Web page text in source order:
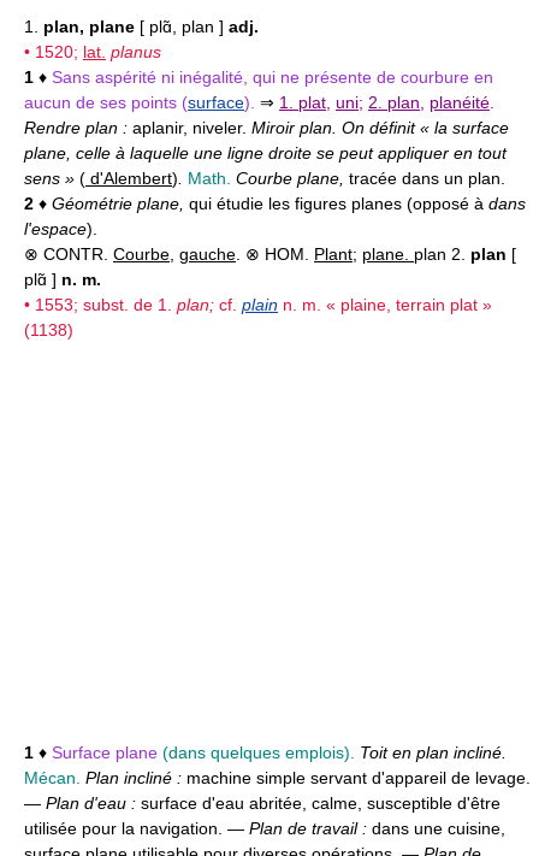
1. plan, plane [ plɑ̃, plan ] adj.
• 1520; lat. planus
1 ♦ Sans aspérité ni inégalité, qui ne présente de courbure en
aucun de ses points (surface). ⇒ 1. plat uni; 2. plan planéité
Rendre plan : aplanir, niveler. Miroir plan. On définit « la surface
plane, celle à laquelle une ligne droite se peut appliquer en tout
sens » ( d'Alembert) Math. Courbe plane, tracée dans un plan.
2 ♦ Géométrie plane, qui étudie les figures planes (opposé à dans
l'espace).
⊗ CONTR. Courbe gauche . ⊗ HOM. Plant; plane. plan 2. plan [
plɑ̃ ] n. m.
• 1553; subst. de 1. plan; cf. plain n. m. « plaine, terrain plat »
(1138)
1 ♦ Surface plane (dans quelques emplois).
Toit en plan incliné.
Mécan. Plan incliné : machine simple servant d'appareil de levage.
— Plan d'eau : surface d'eau abritée, calme, susceptible d'être
utilisée pour la navigation. — Plan de travail : dans une cuisine,